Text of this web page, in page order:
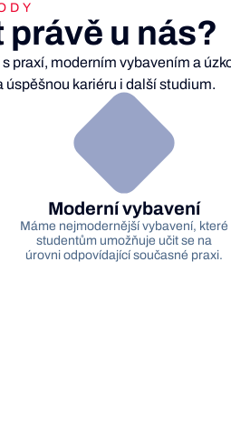
u nás?
praxí, moderním vybavením a
úspěšnou kariéru i další studium.
Moderní vybavení
Máme nejmodernější vybavení, které
studentům umožňuje učit se na
úrovni odpovídající současné praxi.